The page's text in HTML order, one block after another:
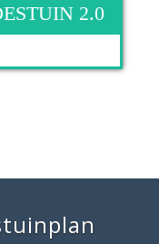
2.0